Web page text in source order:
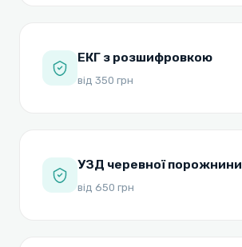
ЕКГ з розшифровкою
від 350 грн
УЗД черевної порожнини
від 650 грн